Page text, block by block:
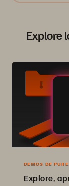
Explore
DEMOS DE
Explore,